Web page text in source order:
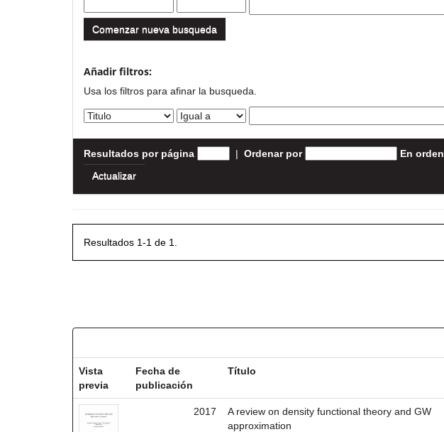
Comenzar nueva busqueda
Añadir filtros:
Usa los filtros para afinar la busqueda.
Resultados por página | Ordenar por En orden
Resultados 1-1 de 1.
Vista
previa
Fecha de
publicación
Título
2017
A review on density functional theory and GW
approximation